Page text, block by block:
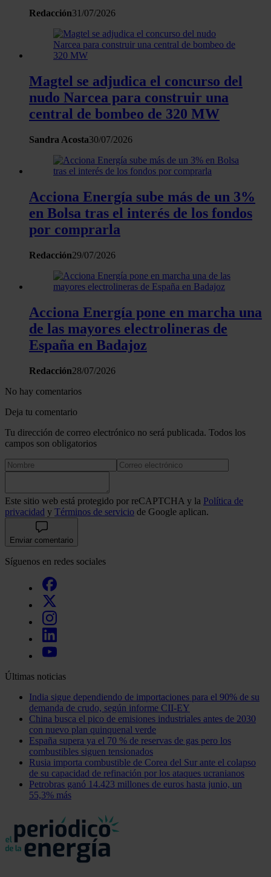
nuestros partners de redes sociales, publicidad y análisis
web, quienes pueden combinarla con otra información
que les haya proporcionado o que hayan recopilado a
partir del uso que haya hecho de sus servicios.
Redacción31/07/2026
Magtel se adjudica el concurso del
nudo Narcea para construir una
central de bombeo de 320 MW
Sandra Acosta30/07/2026
Acciona Energía sube más de un 3%
en Bolsa tras el interés de los fondos
por comprarla
Redacción29/07/2026
Acciona Energía pone en marcha una
de las mayores electrolineras de
España en Badajoz
Redacción28/07/2026
No hay comentarios
Deja tu comentario
Tu dirección de correo electrónico no será publicada. Todos los
campos son obligatorios
Este sitio web está protegido por reCAPTCHA y la Política de
privacidad y Términos de servicio de Google aplican.
Enviar comentario
Síguenos en redes sociales
Últimas noticias
India sigue dependiendo de importaciones para el 90% de su
demanda de crudo, según informe CII-EY
China busca el pico de emisiones industriales antes de 2030
con nuevo plan quinquenal verde
España supera ya el 70 % de reservas de gas pero los
combustibles siguen tensionados
Rusia importa combustible de Corea del Sur ante el colapso
de su capacidad de refinación por los ataques ucranianos
Petrobras ganó 14.423 millones de euros hasta junio, un
55,3% más